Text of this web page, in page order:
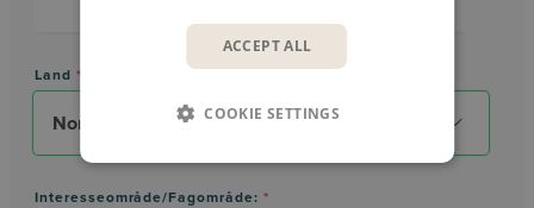
Land *
Interesseområde/Fagområde: *
ACCEPT ALL
COOKIE SETTINGS